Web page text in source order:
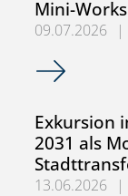
Mini-
09.07.2026 |
Exkursion
2031 als
13.06.2026 |